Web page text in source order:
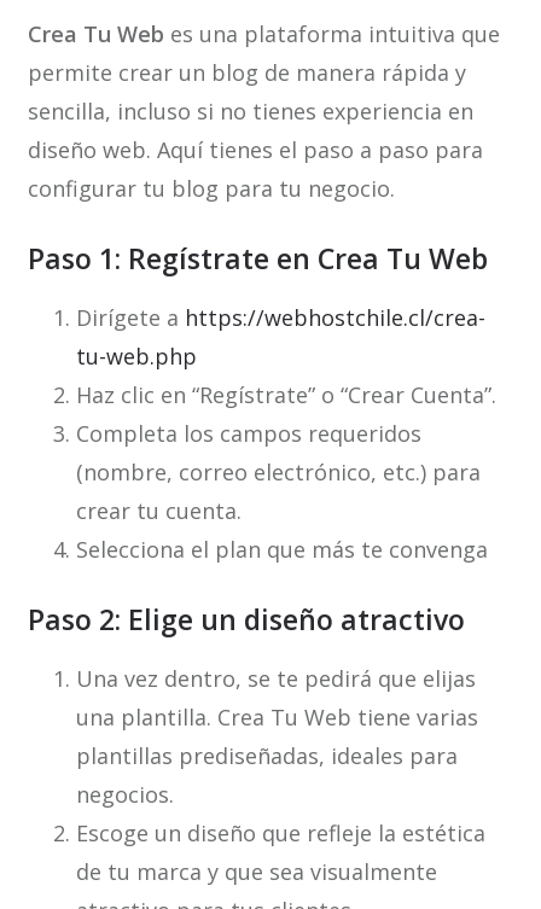
Crea Tu Web es una plataforma intuitiva que
permite crear un blog de manera rápida y
sencilla, incluso si no tienes experiencia en
diseño web. Aquí tienes el paso a paso para
configurar tu blog para tu negocio.
Paso 1: Regístrate en Crea Tu Web
Dirígete a https://webhostchile.cl/crea-
tu-web.php
Haz clic en “Regístrate” o “Crear Cuenta”.
Completa los campos requeridos
(nombre, correo electrónico, etc.) para
crear tu cuenta.
Selecciona el plan que más te convenga
Paso 2: Elige un diseño atractivo
Una vez dentro, se te pedirá que elijas
una plantilla. Crea Tu Web tiene varias
plantillas prediseñadas, ideales para
negocios.
Escoge un diseño que refleje la estética
de tu marca y que sea visualmente